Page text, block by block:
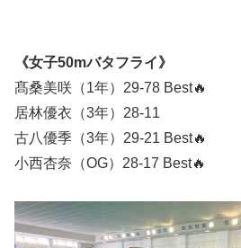
《女子50mバタフライ》
髙桑美咲（1年）29-78 Best🔥
居林優衣（3年）28-11
古八優季（3年）29-21 Best🔥
小西杏奈（OG）28-17 Best🔥